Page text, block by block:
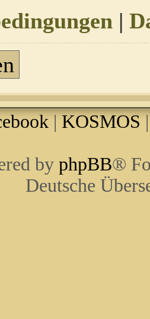
|
| KOSMOS
by phpBB®
Deutsche